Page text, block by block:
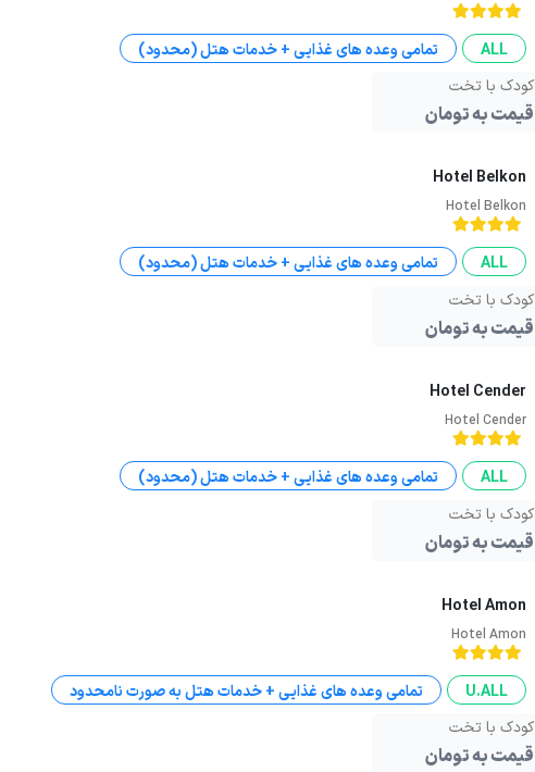
ALL
تمامی وعده های غذایی + خدمات هتل (محدود)
کودک با تخت
قیمت به تومان
Hotel Belkon
Hotel Belkon
ALL
تمامی وعده های غذایی + خدمات هتل (محدود)
کودک با تخت
قیمت به تومان
Hotel Cender
Hotel Cender
ALL
تمامی وعده های غذایی + خدمات هتل (محدود)
کودک با تخت
قیمت به تومان
Hotel Amon
Hotel Amon
U.ALL
تمامی وعده های غذایی + خدمات هتل به صورت نامحدود
کودک با تخت
قیمت به تومان